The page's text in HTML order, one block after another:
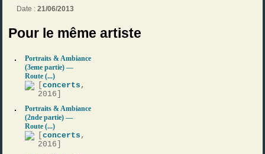
Date :21/06/2013
Pour le même artiste
Portraits & Ambiance
(3eme partie) —
Route (...)
[concerts ,
2016]
Portraits & Ambiance
(2nde partie) —
Route (...)
[concerts ,
2016]